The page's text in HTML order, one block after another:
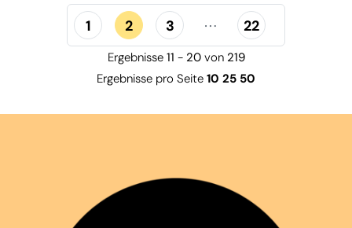
1 2 3 22
Ergebnisse 11 - 20von 219
Ergebnisse pro Seite 10 25 50